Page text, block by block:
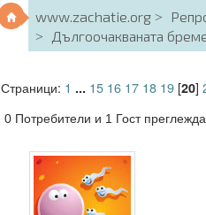
www.zachatie.org
Дългоочакваната
Страници: 1 ... 15 16 17 18 19[20]
0 Потребители и 1 Гост